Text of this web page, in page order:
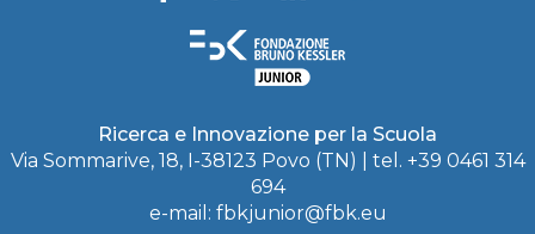
Ricerca e Innovazione per la Scuola
Via Sommarive, 18, I-38123 Povo (TN) | tel. +39 0461 314
694
e-mail: fbkjunior@fbk.eu